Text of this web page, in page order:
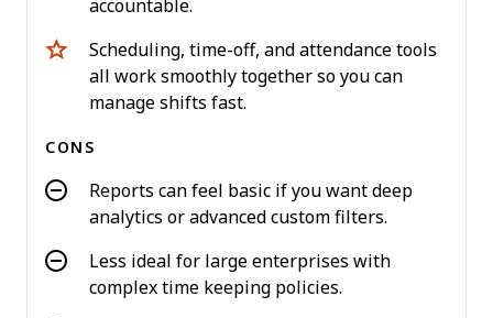
accountable.
Scheduling, time-off, and attendance tools
all work smoothly together so you can
manage shifts fast.
CONS
Reports can feel basic if you want deep
analytics or advanced custom filters.
Less ideal for large enterprises with
complex time keeping policies.